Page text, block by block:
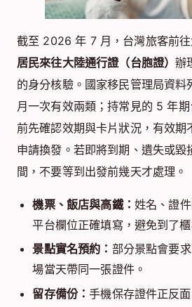
截至 2026 年 7 月，台灣旅客前
居民來往大陸通行證（台胞證）辦
的身分核驗。國家移民管理局資
月一次有效兩類；持常見的 5 年
前先確認效期與卡片狀況，有效期
申請換發。若即將到期、遺失或毀
間，不要等到出發前幾天才處理。
機票、飯店與高鐵： 姓名、證
平台欄位正確填寫，避免到了
景點實名預約： 部分景點會要
場當天帶同一張證件。
留存備份：手機保存證件正反